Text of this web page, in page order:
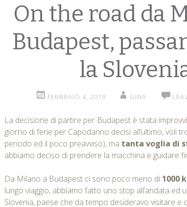
On the road da
Budapest,
la
FEBBRAIO 4, 2019 GINA
La decisione di partire per Budapest è stata
giorno di ferie per Capodanno decisi all’ultimo, voli
periodo ed il poco preavviso), ma tanta voglia di
abbiamo deciso di prendere la macchina e guidare
Da Milano a Budapest ci sono poco meno di 1000
lungo viaggio, abbiamo fatto uno stop all’andata ed
Slovenia, paese che da tempo desideravo visitare e